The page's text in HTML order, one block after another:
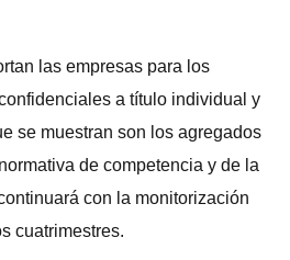
las empresas para los
a título individual y
se muestran son los agregados
de competencia y de la
con la monitorización
cuatrimestres.